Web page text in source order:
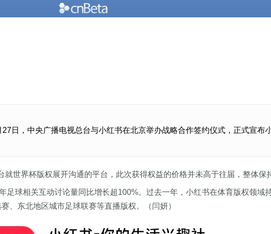
日，中央广播电视总台与小红书在北京举办战略合作签约仪式，正式宣布
世界杯版权展开沟通的平台，此次获得权益的价格并未高于往届，整体保
球相关互动讨论量同比增长超100%。过去一年，小红书在体育版权领域
、东北地区城市足球联赛等直播版权。（闫妍）